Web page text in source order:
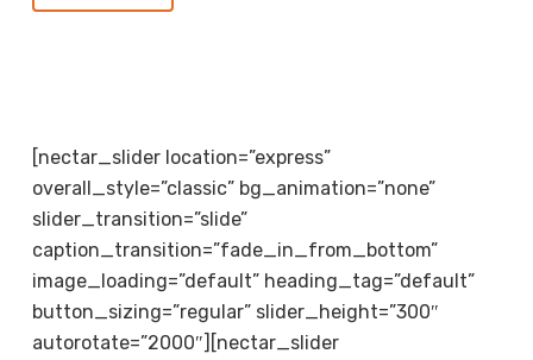
[nectar_slider location=”express”
overall_style=”classic” bg_animation=”none”
slider_transition=”slide”
caption_transition=”fade_in_from_bottom”
image_loading=”default” heading_tag=”default”
button_sizing=”regular” slider_height=”300″
autorotate=”2000″][nectar_slider